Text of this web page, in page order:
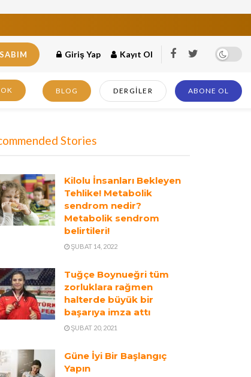
Giriş Yap Kayıt Ol
BLOG DERGILER ABONE OL
Stories
Kilolu İnsanları Bekleyen
Tehlike! Metabolik
sendrom nedir?
Metabolik sendrom
belirtileri!
ŞUBAT 14, 2022
Tuğçe Boynueğri tüm
zorluklara rağmen
halterde büyük bir
başarıya imza attı
ŞUBAT 20, 2021
Güne İyi Bir Başlangıç
Yapın